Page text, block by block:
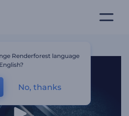
Renderforest language
No, thanks